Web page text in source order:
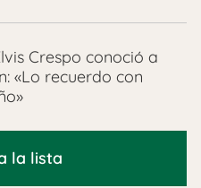
Crespo conoció a
«Lo recuerdo con
la lista